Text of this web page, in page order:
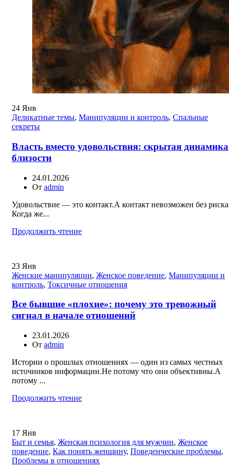
24 Янв
Деликатные темы, Манипуляции и контроль, Спальные
секреты
Власть вместо удовольствия: скрытая динамика
близости
24.01.2026
От admin
Удовольствие — это контакт.А контакт невозможен без
Когда же...
Продолжить чтение
23 Янв
Женские манипуляции, Женское поведение, Манипуляции и
контроль, Токсичные отношения
Все бывшие «плохие»: почему это тревожный
сигнал в начале отношений
23.01.2026
От admin
Истории о прошлых отношениях — один из самых честных
источников информации.Не потому что они объективны.А
потому ...
Продолжить чтение
17 Янв
Быт и семья, Женская психология для мужчин, Женское
поведение, Как понять женщину, Поведенческие проблемы,
Проблемы в отношениях